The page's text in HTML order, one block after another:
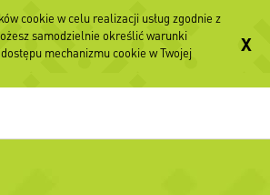
cookie w celu realizacji usług zgodnie z
samodzielnie określić warunki
mechanizmu cookie w Twojej
X